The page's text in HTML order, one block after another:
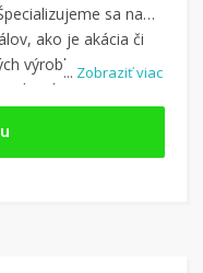
... Zobraziť viac
sa na
ako je akácia či
výrobkov.
kupón z kategórie: